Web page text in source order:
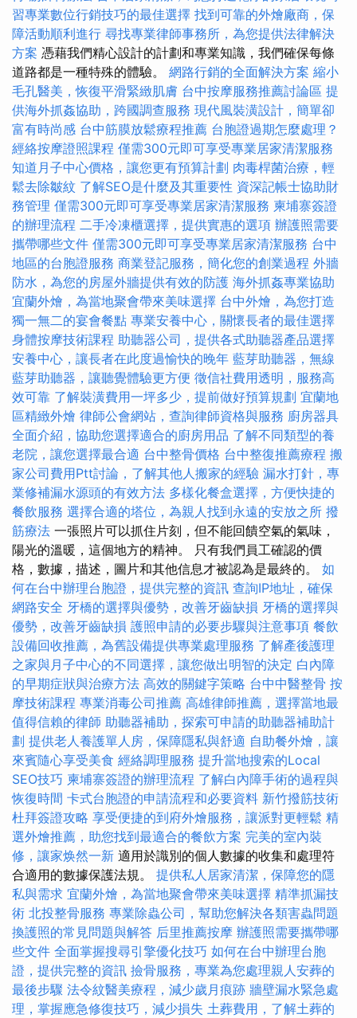
習專業數位行銷技巧的最佳選擇 找到可靠的外燴廠商，保
障活動順利進行 尋找專業律師事務所，為您提供法律解決
方案 憑藉我們精心設計的計劃和專業知識，我們確保每條
道路都是一種特殊的體驗。 網路行銷的全面解決方案 縮小
毛孔醫美，恢復平滑緊緻肌膚 台中按摩服務推薦討論區 提
供海外抓姦協助，跨國調查服務 現代風裝潢設計，簡單卻
富有時尚感 台中筋膜放鬆療程推薦 台胞證過期怎麼處理？
經絡按摩證照課程 僅需300元即可享受專業居家清潔服務
知道月子中心價格，讓您更有預算計劃 肉毒桿菌治療，輕
鬆去除皺紋 了解SEO是什麼及其重要性 資深記帳士協助財
務管理 僅需300元即可享受專業居家清潔服務 柬埔寨簽證
的辦理流程 二手冷凍櫃選擇，提供實惠的選項 辦護照需要
攜帶哪些文件 僅需300元即可享受專業居家清潔服務 台中
地區的台胞證服務 商業登記服務，簡化您的創業過程 外牆
防水，為您的房屋外牆提供有效的防護 海外抓姦專業協助
宜蘭外燴，為當地聚會帶來美味選擇 台中外燴，為您打造
獨一無二的宴會餐點 專業安養中心，關懷長者的最佳選擇
身體按摩技術課程 助聽器公司，提供各式助聽器產品選擇
安養中心，讓長者在此度過愉快的晚年 藍芽助聽器，無線
藍芽助聽器，讓聽覺體驗更方便 徵信社費用透明，服務高
效可靠 了解裝潢費用一坪多少，提前做好預算規劃 宜蘭地
區精緻外燴 律師公會網站，查詢律師資格與服務 廚房器具
全面介紹，協助您選擇適合的廚房用品 了解不同類型的養
老院，讓您選擇最合適 台中整骨價格 台中整復推薦療程 搬
家公司費用Ptt討論，了解其他人搬家的經驗 漏水打針，專
業修補漏水源頭的有效方法 多樣化餐盒選擇，方便快捷的
餐飲服務 選擇合適的塔位，為親人找到永遠的安放之所 撥
筋療法 一張照片可以抓住片刻，但不能回饋空氣的氣味，
陽光的溫暖，這個地方的精神。 只有我們員工確認的價
格，數據，描述，圖片和其他信息才被認為是最終的。 如
何在台中辦理台胞證，提供完整的資訊 查詢IP地址，確保
網路安全 牙橋的選擇與優勢，改善牙齒缺損 牙橋的選擇與
優勢，改善牙齒缺損 護照申請的必要步驟與注意事項 餐飲
設備回收推薦，為舊設備提供專業處理服務 了解產後護理
之家與月子中心的不同選擇，讓您做出明智的決定 白內障
的早期症狀與治療方法 高效的關鍵字策略 台中中醫整骨 按
摩技術課程 專業消毒公司推薦 高雄律師推薦，選擇當地最
值得信賴的律師 助聽器補助，探索可申請的助聽器補助計
劃 提供老人養護單人房，保障隱私與舒適 自助餐外燴，讓
來賓隨心享受美食 經絡調理服務 提升當地搜索的Local
SEO技巧 柬埔寨簽證的辦理流程 了解白內障手術的過程與
恢復時間 卡式台胞證的申請流程和必要資料 新竹撥筋技術
杜拜簽證攻略 享受便捷的到府外燴服務，讓派對更輕鬆 精
選外燴推薦，助您找到最適合的餐飲方案 完美的室內裝
修，讓家焕然一新 適用於識別的個人數據的收集和處理符
合適用的數據保護法規。 提供私人居家清潔，保障您的隱
私與需求 宜蘭外燴，為當地聚會帶來美味選擇 精準抓漏技
術 北投整骨服務 專業除蟲公司，幫助您解決各類害蟲問題
換護照的常見問題與解答 后里推薦按摩 辦護照需要攜帶哪
些文件 全面掌握搜尋引擎優化技巧 如何在台中辦理台胞
證，提供完整的資訊 撿骨服務，專業為您處理親人安葬的
最後步驟 法令紋醫美療程，減少歲月痕跡 牆壁漏水緊急處
理，掌握應急修復技巧，減少損失 土葬費用，了解土葬的